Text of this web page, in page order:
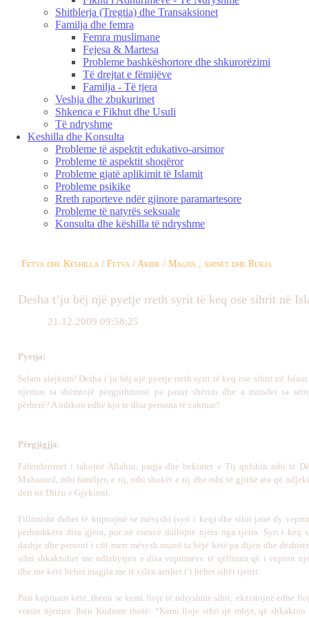
Shitblerja (Tregtia) dhe Transaksionet
Familja dhe femra
Femra muslimane
Fejesa & Martesa
Probleme bashkëshortore dhe shkurorëzimi
Të drejtat e fëmijëve
Familja - Të tjera
Veshja dhe zbukurimet
Shkenca e Fikhut dhe Usuli
Të ndryshme
Keshilla dhe Konsulta
Probleme të aspektit edukativo-arsimor
Probleme të aspektit shoqëror
Probleme gjatë aplikimit të Islamit
Probleme psikike
Rreth raporteve ndër gjinore paramartesore
Probleme të natyrës seksuale
Konsulta dhe këshilla të ndryshme
Fetva dhe Këshilla / Fetva / Akide / Magjia , xhinët dhe Rukja
Desha t’ju bëj një pyetje rreth syrit të keq ose sihrit në
21.12.2009 09:58:25
Pyetja:
Selam alejkum! Desha t’ju bëj një pyetje rreth syrit të keq ose sihrit në
njeriun ta shëmtojë përgjithmonë pa pasur shërim dhe a mundet ta
përherë? A ndikon edhe kjo te disa persona të caktuar?
Përgjigjja:
Falënderimet i takojnë Allahut, paqja dhe bekimet e Tij qofshin mbi të
Muhamed, mbi familjen e tij, mbi shokët e tij dhe mbi të gjithë ata që
deri në Ditën e Gjykimit.
Fillimisht duhet të kuptojmë se mësyshi (syri i keq) dhe sihri janë dy
përbashkëta disa gjëra, por në esencë dallojnë njëra nga tjetra. Syri i keq
dashje dhe personi i cili merr mësysh mund ta bëjë këtë pa dijen dhe
sihri shkaktohet me ndërhyrjen e disa veprimeve të qëllimta që i vepron
dhe me këtë bëhet magjia me të cilën arrihet t`i bëhet sihër tjetrit.
Pasi kuptuam këtë, themi se kemi lloje të ndryshme sihri; ekzistojnë edhe
vrasin njeriun. Ibën Kudame thotë: “Kemi lloje sihri që mbyt, që shkakton